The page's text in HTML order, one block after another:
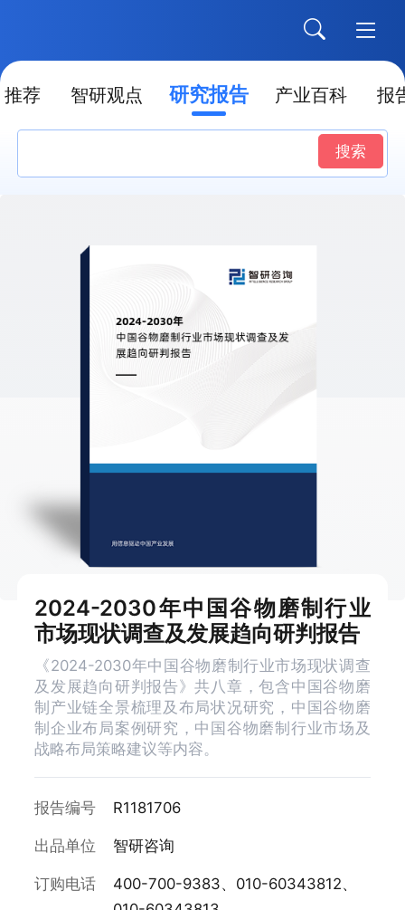
推荐 智研观点 研究报告 产业百科 报
搜索
2024-2030年中国谷物磨制行业
市场现状调查及发展趋向研判报告
《2024-2030年中国谷物磨制行业市场现状调查
及发展趋向研判报告》共八章，包含中国谷物磨
制产业链全景梳理及布局状况研究，中国谷物磨
制企业布局案例研究，中国谷物磨制行业市场及
战略布局策略建议等内容。
报告编号 R1181706
出品单位 智研咨询
订购电话
400-700-9383、010-60343812、